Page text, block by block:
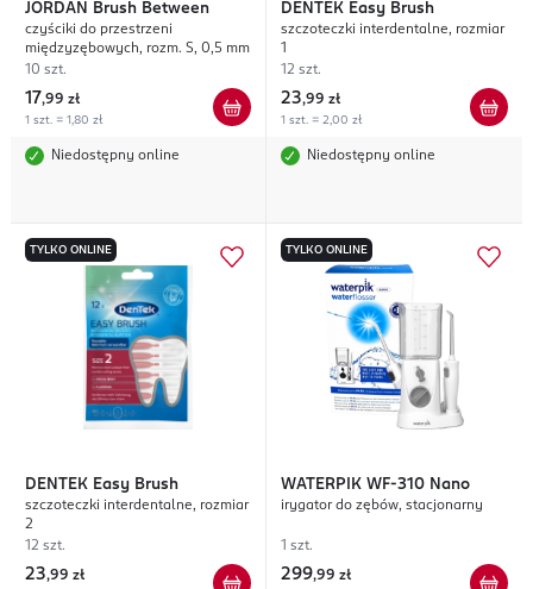
JORDAN Brush Between
czyściki do przestrzeni
międzyzębowych, rozm. S, 0,5 mm
10 szt.
17,99 zł
1 szt. = 1,80 zł
Niedostępny online
DENTEK Easy Brush
szczoteczki interdentalne, rozmiar
1
12 szt.
23,99 zł
1 szt. = 2,00 zł
Niedostępny online
TYLKO ONLINE
DENTEK Easy Brush
szczoteczki interdentalne, rozmiar
2
12 szt.
23,99 zł
TYLKO ONLINE
WATERPIK WF-310 Nano
irygator do zębów, stacjonarny
1 szt.
299,99 zł